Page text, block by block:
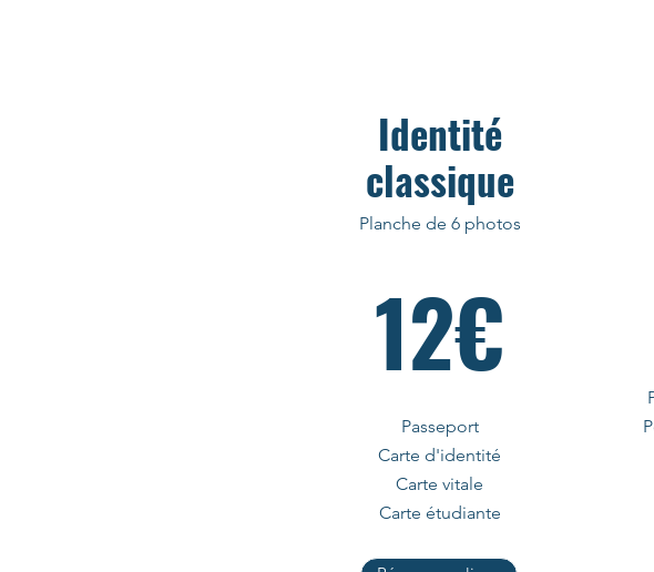
Identité
classique
Planche de 6 photos
12€
Passeport
Carte d'identité
Carte vitale
Carte étudiante